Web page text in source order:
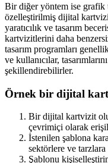
Bir diğer yöntem ise grafik
özelleştirilmiş dijital
yaratıcılık ve tasarım
kartvizitlerini daha
tasarım programları
ve kullanıcılar,
şekillendirebilirler.
Örnek bir dijital
Bir dijital kartvizit
çevrimiçi olarak
İstenilen şablona
sektörlere ve
Şablonu